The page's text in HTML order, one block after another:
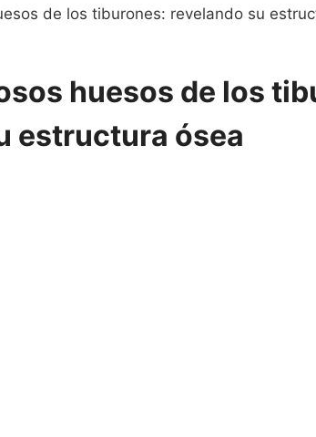
de los tiburones: revelando su
huesos de los
estructura ósea